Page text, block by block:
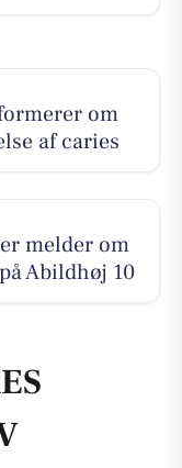
om
af caries
melder om
Abildhøj 10